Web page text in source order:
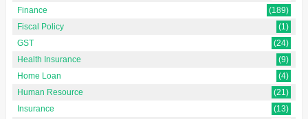
Finance
(189)
Fiscal Policy
(1)
GST
(24)
Health Insurance
(9)
Home Loan
(4)
Human Resource
(21)
Insurance
(13)